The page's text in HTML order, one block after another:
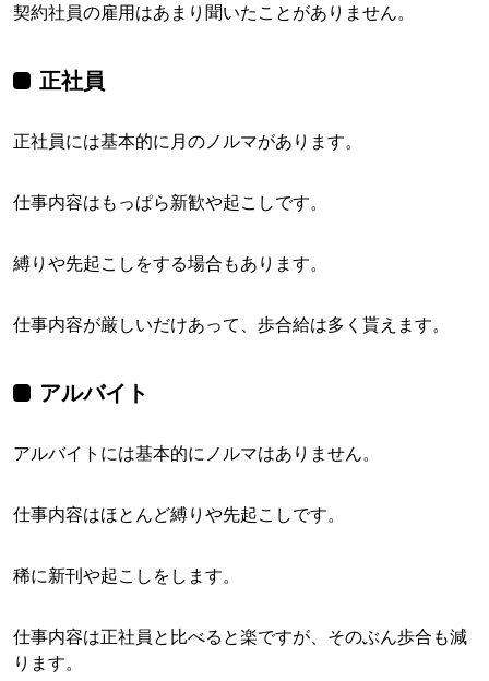
契約社員の雇用はあまり聞いたことがありません。
正社員
正社員には基本的に月のノルマがあります。
仕事内容はもっぱら新歓や起こしです。
縛りや先起こしをする場合もあります。
仕事内容が厳しいだけあって、歩合給は多く貰えます。
アルバイト
アルバイトには基本的にノルマはありません。
仕事内容はほとんど縛りや先起こしです。
稀に新刊や起こしをします。
仕事内容は正社員と比べると楽ですが、そのぶん歩合も減
ります。